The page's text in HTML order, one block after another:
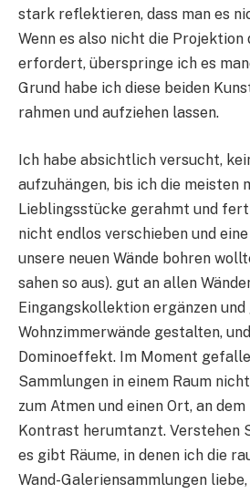
stark reflektieren, dass man es
Wenn es also nicht die Projektion
erfordert, überspringe ich es
Grund habe ich diese beiden
rahmen und aufziehen lassen.
Ich habe absichtlich versucht,
aufzuhängen, bis ich die meisten
Lieblingsstücke gerahmt und
nicht endlos verschieben und
unsere neuen Wände bohren
sahen so aus). gut an allen
Eingangskollektion ergänzen
Wohnzimmerwände gestalten,
Dominoeffekt. Im Moment
Sammlungen in einem Raum
zum Atmen und einen Ort, an
Kontrast herumtanzt. Verstehen
es gibt Räume, in denen ich die
Wand-Galeriensammlungen